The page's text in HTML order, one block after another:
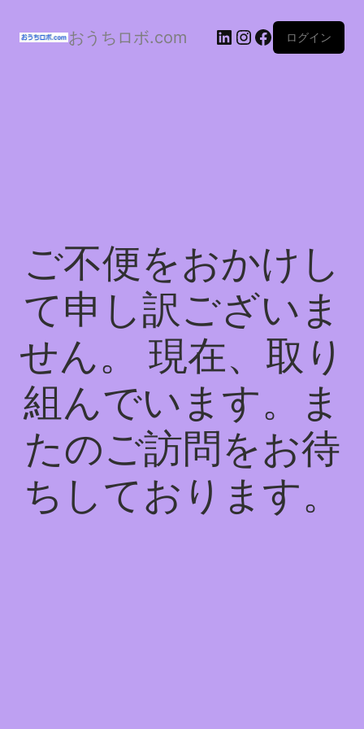
おうちロボ.com ログイン
ご不便をおかけし
て申し訳ございま
せん。 現在、取り
組んでいます。ま
たのご訪問をお待
ちしております。